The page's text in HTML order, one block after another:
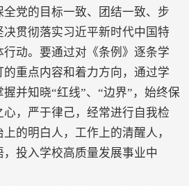
党的目标一致、团结一致、步
贯彻落实习近平新时代中国特
动。要通过对《条例》逐条学
重点内容和着力方向，通过学
并知晓“红线”、“边界”，始终保
，严于律己，经常进行自我检
的明白人，工作上的清醒人，
投入学校高质量发展事业中